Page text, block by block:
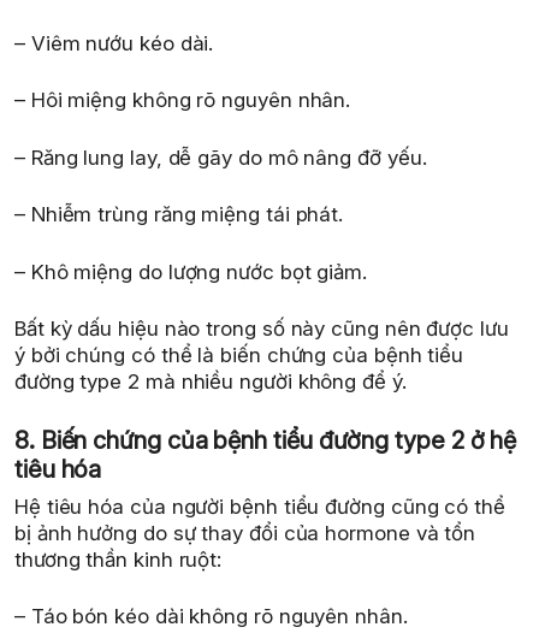
– Viêm nướu kéo dài.
– Hôi miệng không rõ nguyên nhân.
– Răng lung lay, dễ gãy do mô nâng đỡ yếu.
– Nhiễm trùng răng miệng tái phát.
– Khô miệng do lượng nước bọt giảm.
Bất kỳ dấu hiệu nào trong số này cũng nên được lưu
ý bởi chúng có thể là biến chứng của bệnh tiểu
đường type 2 mà nhiều người không để ý.
8. Biến chứng của bệnh tiểu đường type 2 ở hệ
tiêu hóa
Hệ tiêu hóa của người bệnh tiểu đường cũng có thể
bị ảnh hưởng do sự thay đổi của hormone và tổn
thương thần kinh ruột:
– Táo bón kéo dài không rõ nguyên nhân.